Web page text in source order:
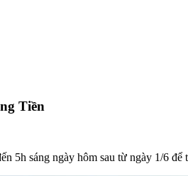
Tiền
5h sáng ngày hôm sau từ ngày 1/6